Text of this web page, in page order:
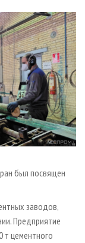
был посвящен
заводов,
Предприятие
т цементного